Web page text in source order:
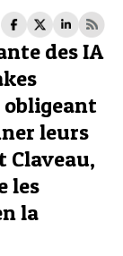
des IA
leurs
Claveau,
les
la